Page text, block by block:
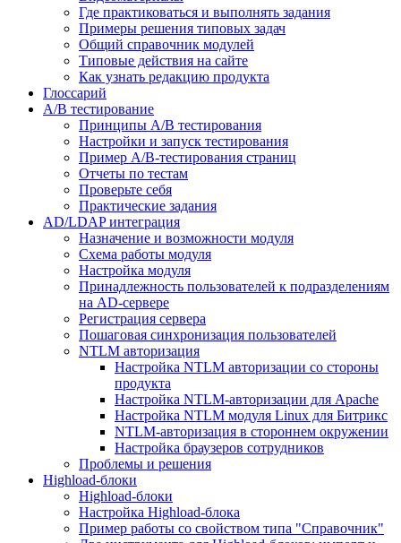
Где практиковаться и выполнять задания
Примеры решения типовых задач
Общий справочник модулей
Типовые действия на сайте
Как узнать редакцию продукта
Глоссарий
A/B тестирование
Принципы A/B тестирования
Настройки и запуск тестирования
Пример A/B-тестирования страниц
Отчеты по тестам
Проверьте себя
Практические задания
AD/LDAP интеграция
Назначение и возможности модуля
Схема работы модуля
Настройка модуля
Принадлежность пользователей к подразделениям
на AD-сервере
Регистрация сервера
Пошаговая синхронизация пользователей
NTLM авторизация
Настройка NTLM авторизации со стороны
продукта
Настройка NTLM-авторизации для Apache
Настройка NTLM модуля Linux для Битрикс
NTLM-авторизация в стороннем окружении
Настройка браузеров сотрудников
Проблемы и решения
Highload-блоки
Highload-блоки
Настройка Highload-блока
Пример работы со свойством типа "Справочник"